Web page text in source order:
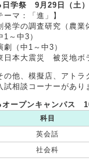
日学祭 9月29日（土）
ーマ：「進」】
発学の調査研究（農
1～中3）
劇（中1～中3）
日本大震災 被災地ボ
の他、模擬店、アトラ
相談コーナーがあり
オープンキャンパス
科目
英会話
社会科